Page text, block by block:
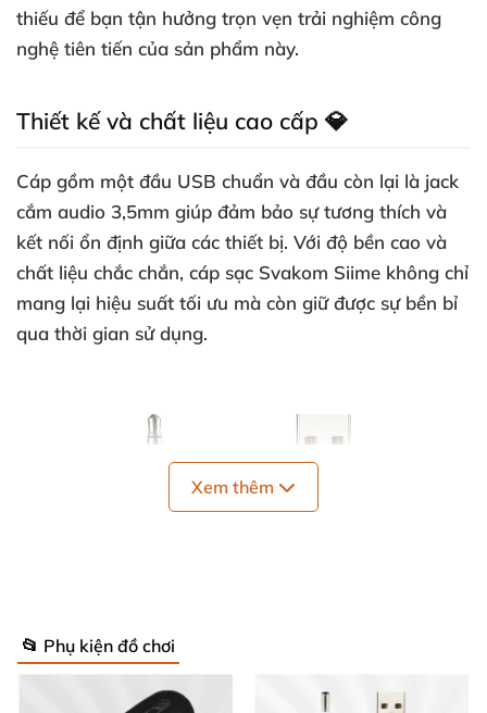
thiếu để bạn tận hưởng trọn vẹn trải nghiệm công
nghệ tiên tiến của sản phẩm này.
Thiết kế và chất liệu cao cấp 💎
Cáp gồm một đầu USB chuẩn và đầu còn lại là jack
cắm audio 3,5mm giúp đảm bảo sự tương thích và
kết nối ổn định giữa các thiết bị. Với độ bền cao và
chất liệu chắc chắn, cáp sạc Svakom Siime không chỉ
mang lại hiệu suất tối ưu mà còn giữ được sự bền bỉ
qua thời gian sử dụng.
Xem thêm
📂 Phụ kiện đồ chơi